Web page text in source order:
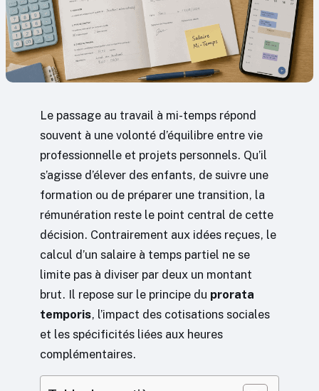
Le passage au travail à mi-temps répond
souvent à une volonté d’équilibre entre vie
professionnelle et projets personnels. Qu’il
s’agisse d’élever des enfants, de suivre une
formation ou de préparer une transition, la
rémunération reste le point central de cette
décision. Contrairement aux idées reçues, le
calcul d’un salaire à temps partiel ne se
limite pas à diviser par deux un montant
brut. Il repose sur le principe du prorata
temporis, l’impact des cotisations sociales
et les spécificités liées aux heures
complémentaires.